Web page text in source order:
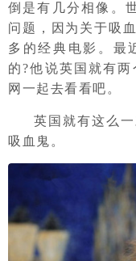
倒是有几分相像。
问题，因为关于吸
多的经典电影。最
的?他说英国就有
网一起去看看吧。
英国就有这么
吸血鬼。